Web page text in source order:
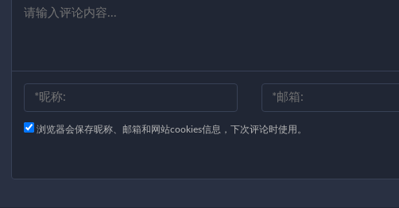
浏览器会保存昵称、邮箱和网站cookies信息，下次评论时使用。